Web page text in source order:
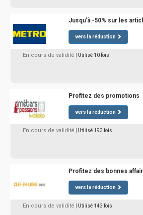
Jusqu'à -50% sur les
vers la réduction
En cours de validité | Utilisé 10 fois
Profitez des promotions
vers la réduction
En cours de validité | Utilisé 193 fois
Profitez des bonnes
vers la réduction
En cours de validité | Utilisé 143 fois